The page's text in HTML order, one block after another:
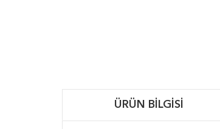
ÜRÜN BILGISI